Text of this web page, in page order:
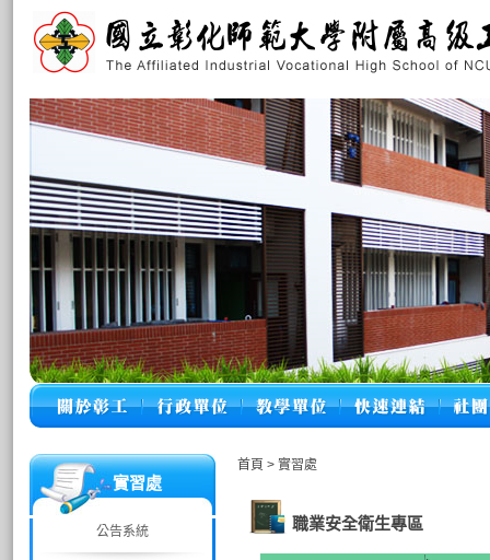
實習處
公告系統
首頁 > 實習處
職業安全衛生專區